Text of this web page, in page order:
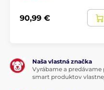
90,99 €
Naša vlastná značka
Vyrábame a
smart produktov